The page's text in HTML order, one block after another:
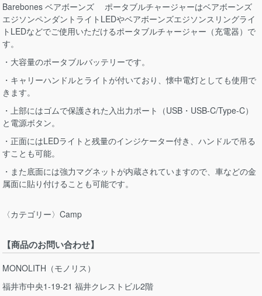
Barebones ベアボーンズ ポータブルチャージャーはベアボーンズ
エジソンペンダントライトLEDやベアボーンズエジソンスリングライ
トLEDなどでご使用いただけるポータブルチャージャー（充電器）で
す。
・大容量のポータブルバッテリーです。
・キャリーハンドルとライトが付いており、懐中電灯としても使用で
きます。
・上部にはゴムで保護された入出力ポート（USB・USB-C/Type-C）
と電源ボタン。
・正面にはLEDライトと残量のインジケーター付き、ハンドルで吊る
すことも可能。
・また底面には強力マグネットが内蔵されていますので、車などの金
属面に貼り付けることも可能です。
〈カテゴリー〉Camp
【商品のお問い合わせ】
MONOLITH（モノリス）
福井市中央1-19-21 福井クレストビル2階